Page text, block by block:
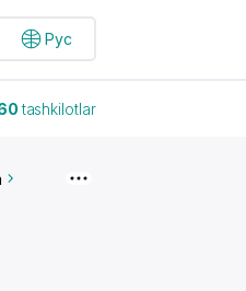
Рус
tashkilotlar